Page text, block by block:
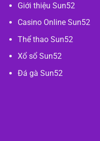
Giới thiệu Sun52
Casino Online Sun52
Thể thao Sun52
Xổ sổ Sun52
Đá gà Sun52